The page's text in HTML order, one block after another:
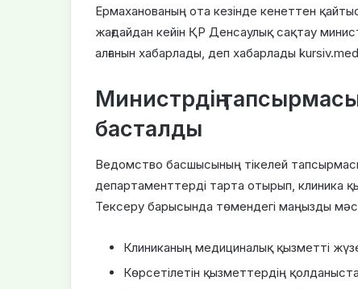
Ермаханованың ота кезінде кенеттен
жағдайдан кейін ҚР Денсаулық сақтау
алғанын хабарлады, деп хабарлады
Министрдің
басталды
Ведомство басшысының тікелей
департаменттерді тарта отырып, клиника
Тексеру барысында төмендегі маңызды
Клиниканың медициналық қызметті
Көрсетілетін қызметтердің